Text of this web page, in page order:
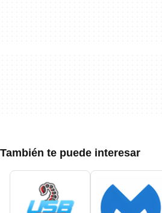
También te puede interesar